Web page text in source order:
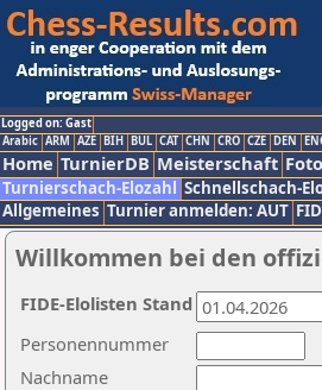
Logged on: Gast
Arabic ARM AZE BIH BUL CAT CHN CRO CZE DEN
Home TurnierDB Meisterschaft
Turnierschach-Elozahl Schnellschach-
Allgemeines Turnier anmelden: AUT
Willkommen bei den
Nachname
Personennummer
FIDE-Elolisten Stand